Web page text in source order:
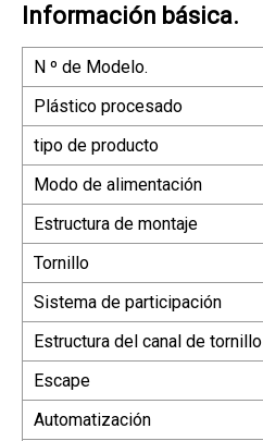
Información básica.
N º de Modelo.
Plástico procesado
tipo de producto
Modo de alimentación
Estructura de montaje
Tornillo
Sistema de participación
Estructura del canal de tornillo
Escape
Automatización